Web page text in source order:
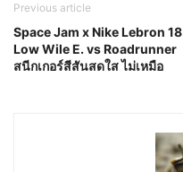
Previous article
Space Jam x Nike Lebron 18
Low Wile E. vs Roadrunner
สนีกเกอร์สีสันสดใส ไม่เหมือ